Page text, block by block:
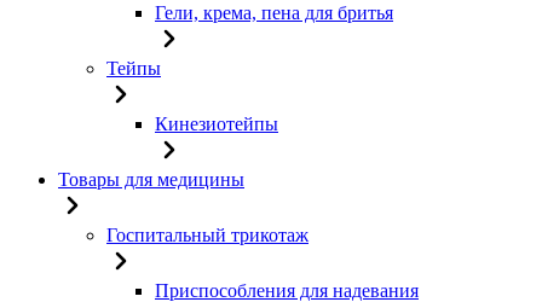
Гели, крема, пена для бритья
Тейпы
Кинезиотейпы
Товары для медицины
Госпитальный трикотаж
Приспособления для надевания